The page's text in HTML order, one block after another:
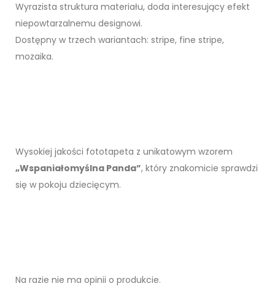
Wyrazista struktura materiału, doda interesujący efekt
niepowtarzalnemu designowi.
Dostępny w trzech wariantach: stripe, fine stripe,
mozaika.
Wysokiej jakości fototapeta z unikatowym wzorem
„Wspaniałomyślna Panda”, który znakomicie sprawdzi
się w pokoju dziecięcym.
Na razie nie ma opinii o produkcie.